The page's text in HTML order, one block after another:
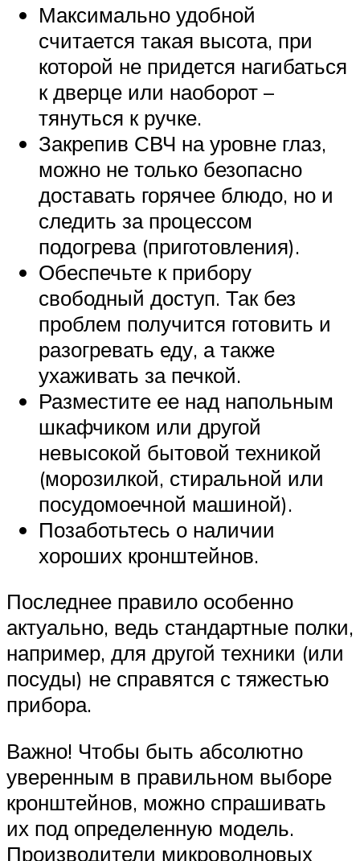
Максимально удобной
считается такая высота, при
которой не придется нагибаться
к дверце или наоборот –
тянуться к ручке.
Закрепив СВЧ на уровне глаз,
можно не только безопасно
доставать горячее блюдо, но и
следить за процессом
подогрева (приготовления).
Обеспечьте к прибору
свободный доступ. Так без
проблем получится готовить и
разогревать еду, а также
ухаживать за печкой.
Разместите ее над напольным
шкафчиком или другой
невысокой бытовой техникой
(морозилкой, стиральной или
посудомоечной машиной).
Позаботьтесь о наличии
хороших кронштейнов.
Последнее правило особенно
актуально, ведь стандартные полки,
например, для другой техники (или
посуды) не справятся с тяжестью
прибора.
Важно! Чтобы быть абсолютно
уверенным в правильном выборе
кронштейнов, можно спрашивать
их под определенную модель.
Производители микроволновых